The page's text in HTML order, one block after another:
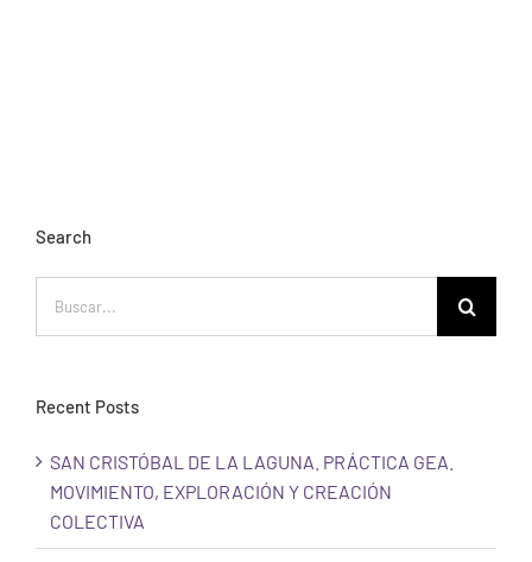
Search
Recent Posts
SAN CRISTÓBAL DE LA LAGUNA. PRÁCTICA GEA.
MOVIMIENTO, EXPLORACIÓN Y CREACIÓN
COLECTIVA